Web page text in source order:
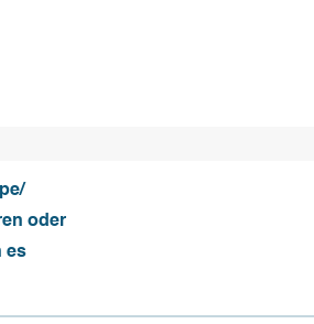
oder
es